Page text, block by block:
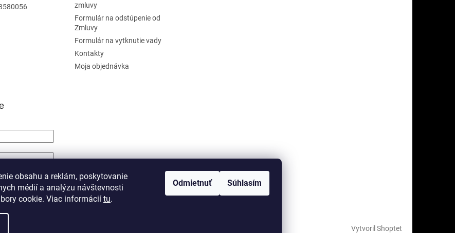
obsahu a reklám, poskytovanie
médií a analýzu návštevnosti
cookie. Viac informácií tu.
Odmietnuť Súhlasím
zmluvy
Formulár na odstúpenie od
Zmluvy
Formulár na vytknutie vady
Kontakty
Moja objednávka
SA
Zabudnuté heslo
Vytvoril Shoptet